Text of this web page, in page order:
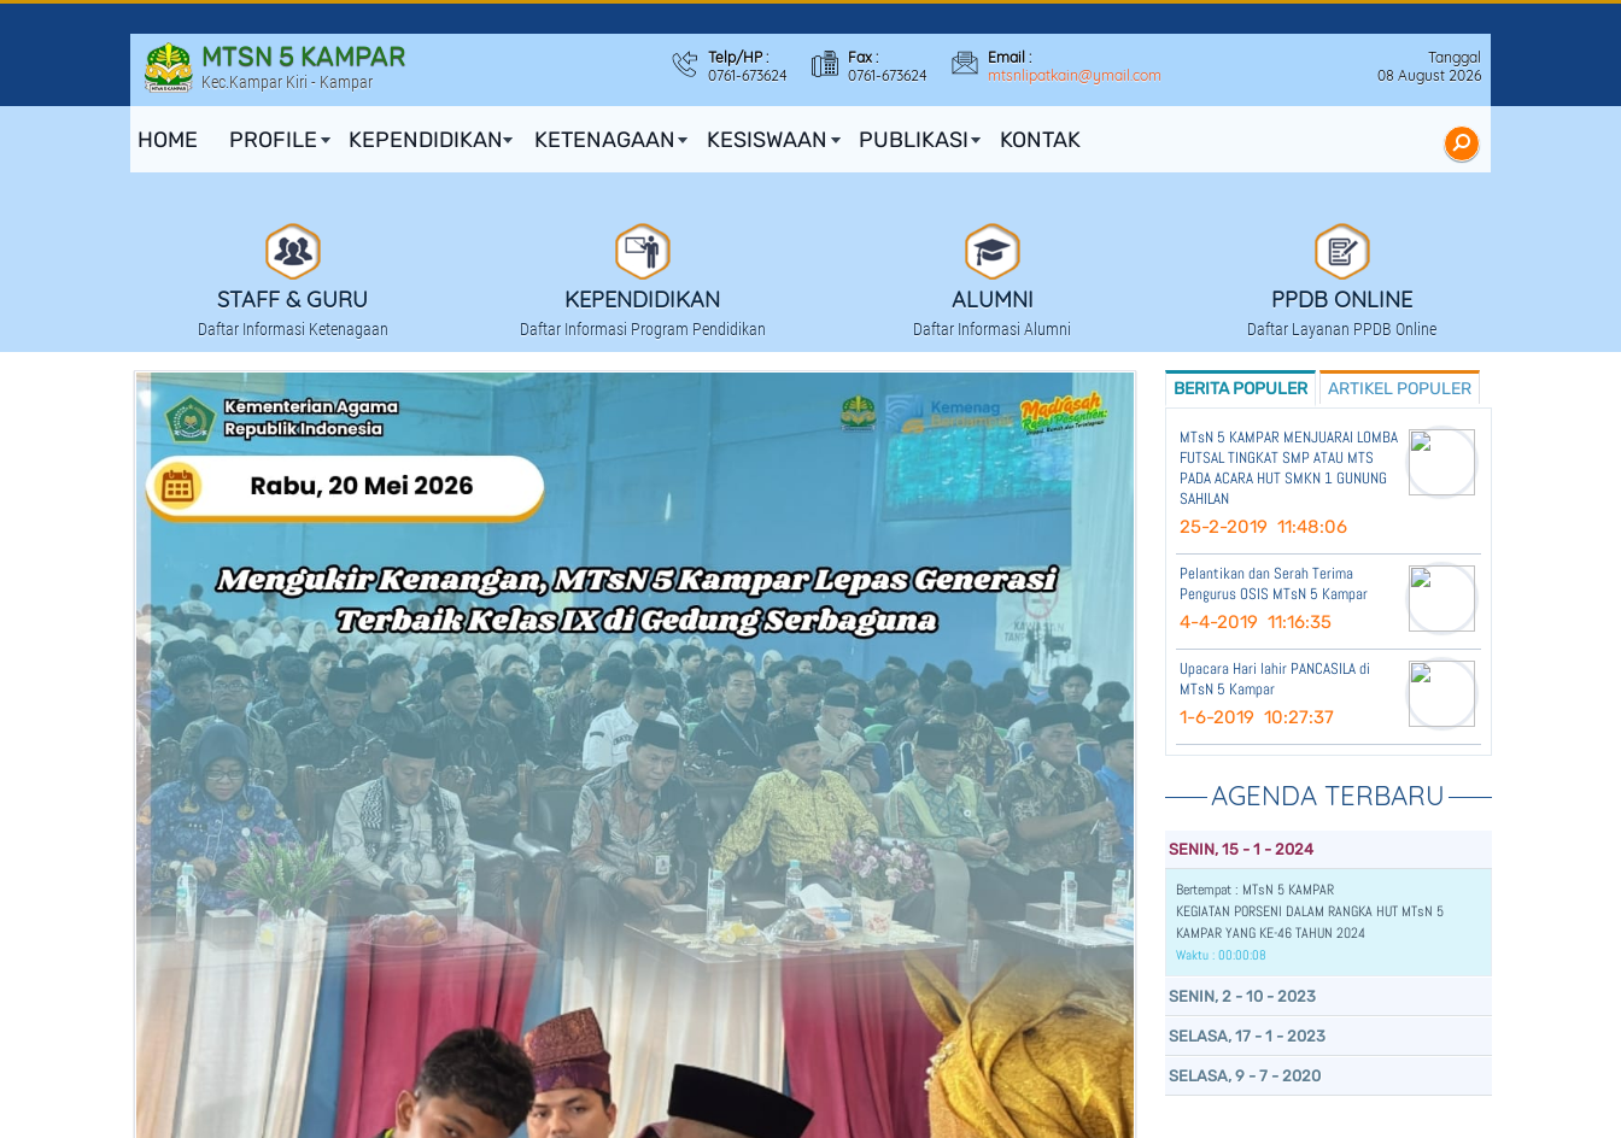
MTSN 5 KAMPAR
Kec.Kampar Kiri - Kampar
Telp/HP :
0761-673624
Fax :
0761-673624
Email :
mtsnlipatkain@ymail.com
Tanggal
08 August 2026
HOME PROFILE KEPENDIDIKAN KETENAGAAN KESISWAAN PUBLIKASI KONTAK
STAFF & GURU
Daftar Informasi Ketenagaan
KEPENDIDIKAN
Daftar Informasi Program Pendidikan
ALUMNI
Daftar Informasi Alumni
PPDB ONLINE
Daftar Layanan PPDB Online
BERITA POPULER ARTIKEL POPULER
MTsN 5 KAMPAR MENJUARAI LOMBA
FUTSAL TINGKAT SMP ATAU MTS
PADA ACARA HUT SMKN 1 GUNUNG
SAHILAN
25-2-2019 11:48:06
Pelantikan dan Serah Terima
Pengurus OSIS MTsN 5 Kampar
4-4-2019 11:16:35
Upacara Hari lahir PANCASILA di
MTsN 5 Kampar
1-6-2019 10:27:37
AGENDA TERBARU
SENIN, 15 - 1 - 2024
Bertempat : MTsN 5 KAMPAR
KEGIATAN PORSENI DALAM RANGKA HUT MTsN 5
KAMPAR YANG KE-46 TAHUN 2024
Waktu : 00:00:08
SENIN, 2 - 10 - 2023
SELASA, 17 - 1 - 2023
SELASA, 9 - 7 - 2020